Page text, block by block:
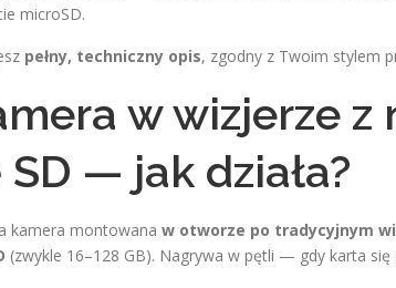
microSD.
pełny, techniczny opis, zgodny z Twoim stylem
w wizjerze
— jak działa?
kamera montowana w otworze po tradycyjnym
(zwykle 16–128 GB). Nagrywa w pętli — gdy karta się